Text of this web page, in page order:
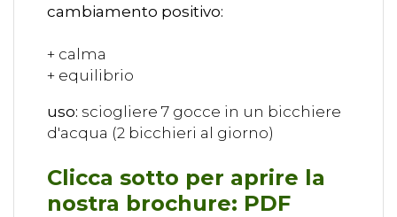
cambiamento positivo:
+ calma
+ equilibrio
uso: sciogliere 7 gocce in un bicchiere
d'acqua (2 bicchieri al giorno)
Clicca sotto per aprire la
nostra brochure: PDF